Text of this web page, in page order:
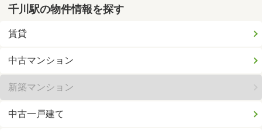
千川駅の物件情報を探す
賃貸
中古マンション
新築マンション
中古一戸建て